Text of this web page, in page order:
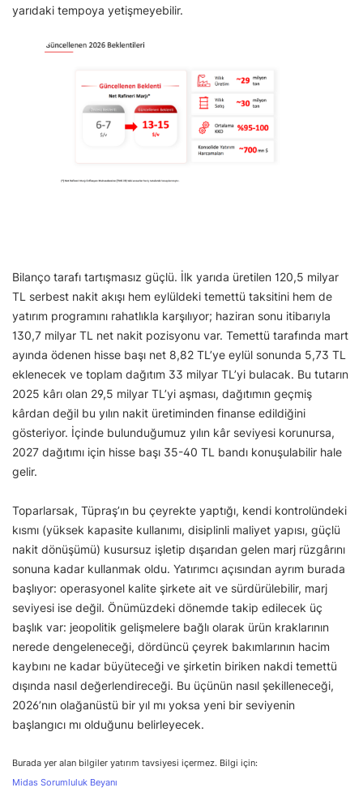
yarıdaki tempoya yetişmeyebilir.
Bilanço tarafı tartışmasız güçlü. İlk yarıda üretilen 120,5 milyar
TL serbest nakit akışı hem eylüldeki temettü taksitini hem de
yatırım programını rahatlıkla karşılıyor; haziran sonu itibarıyla
130,7 milyar TL net nakit pozisyonu var. Temettü tarafında mart
ayında ödenen hisse başı net 8,82 TL’ye eylül sonunda 5,73 TL
eklenecek ve toplam dağıtım 33 milyar TL’yi bulacak. Bu tutarın
2025 kârı olan 29,5 milyar TL’yi aşması, dağıtımın geçmiş
kârdan değil bu yılın nakit üretiminden finanse edildiğini
gösteriyor. İçinde bulunduğumuz yılın kâr seviyesi korunursa,
2027 dağıtımı için hisse başı 35-40 TL bandı konuşulabilir hale
gelir.
Toparlarsak, Tüpraş’ın bu çeyrekte yaptığı, kendi kontrolündeki
kısmı (yüksek kapasite kullanımı, disiplinli maliyet yapısı, güçlü
nakit dönüşümü) kusursuz işletip dışarıdan gelen marj rüzgârını
sonuna kadar kullanmak oldu. Yatırımcı açısından ayrım burada
başlıyor: operasyonel kalite şirkete ait ve sürdürülebilir, marj
seviyesi ise değil. Önümüzdeki dönemde takip edilecek üç
başlık var: jeopolitik gelişmelere bağlı olarak ürün kraklarının
nerede dengeleneceği, dördüncü çeyrek bakımlarının hacim
kaybını ne kadar büyüteceği ve şirketin biriken nakdi temettü
dışında nasıl değerlendireceği. Bu üçünün nasıl şekilleneceği,
2026’nın olağanüstü bir yıl mı yoksa yeni bir seviyenin
başlangıcı mı olduğunu belirleyecek.
Burada yer alan bilgiler yatırım tavsiyesi içermez. Bilgi için:
Midas Sorumluluk Beyanı